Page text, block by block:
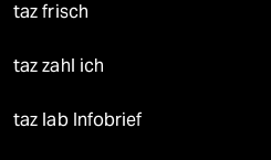
taz frisch
taz zahl ich
taz lab Infobrief